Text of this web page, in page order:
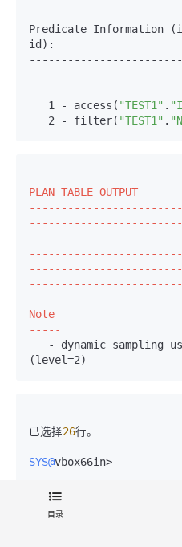
Predicate Information
id):
----
   1 - access(
"TEST1" .
   2 - filter(
"TEST1" .
PLAN_TABLE_OUTPUT
------------------
Note
-----
(level=2)
已选择26行。
SYS@vbox66in>
目录